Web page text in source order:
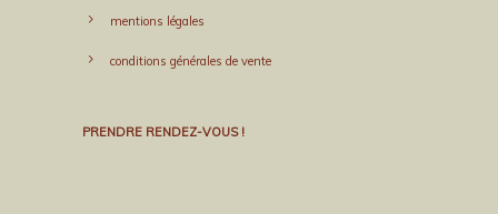
mentions légales
conditions générales de vente
PRENDRE RENDEZ-VOUS !